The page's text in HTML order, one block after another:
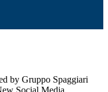
by Gruppo Spaggiari